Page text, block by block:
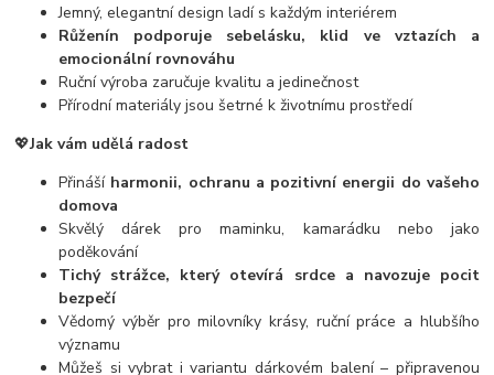
Jemný, elegantní design ladí s každým interiérem
Růženín podporuje sebelásku, klid ve vztazích a
emocionální rovnováhu
Ruční výroba zaručuje kvalitu a jedinečnost
Přírodní materiály jsou šetrné k životnímu prostředí
💖Jak vám udělá radost
Přináší harmonii, ochranu a pozitivní energii do vašeho
domova
Skvělý dárek pro maminku, kamarádku nebo jako
poděkování
Tichý strážce, který otevírá srdce a navozuje pocit
bezpečí
Vědomý výběr pro milovníky krásy, ruční práce a hlubšího
významu
Můžeš si vybrat i variantu dárkovém balení – připravenou